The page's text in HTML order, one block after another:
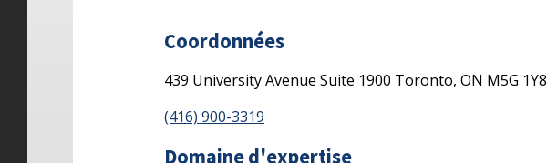
Coordonnées
439 University Avenue Suite 1900 Toronto, ON M5G 1Y8
(416) 900-3319
Domaine d'expertise